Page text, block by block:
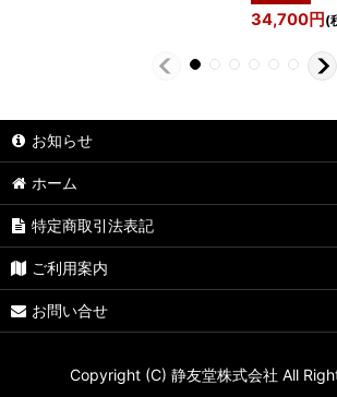
34,700円 (
お知らせ
ホーム
特定商取引法表記
ご利用案内
お問い合せ
Copyright (C) 静友堂株式会社 All